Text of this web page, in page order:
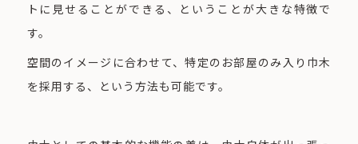
トに見せることができる、ということが大きな特徴で
す。
空間のイメージに合わせて、特定のお部屋のみ入り巾木
を採用する、という方法も可能です。